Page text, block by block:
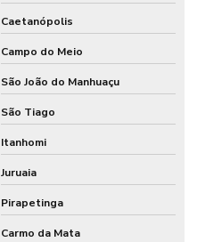
Caetanópolis
Campo do Meio
São João do Manhuaçu
São Tiago
Itanhomi
Juruaia
Pirapetinga
Carmo da Mata